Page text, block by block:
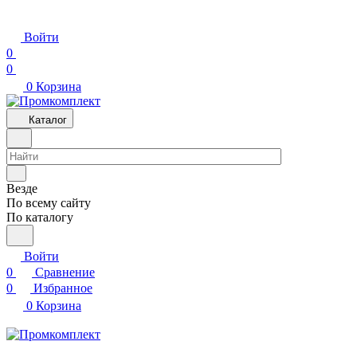
Войти
0
0
0 Корзина
Каталог
Везде
По всему сайту
По каталогу
Войти
0
Сравнение
0
Избранное
0 Корзина